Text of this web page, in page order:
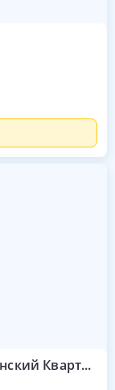
Бархатные Сезоны (Екатерининский Квартал)